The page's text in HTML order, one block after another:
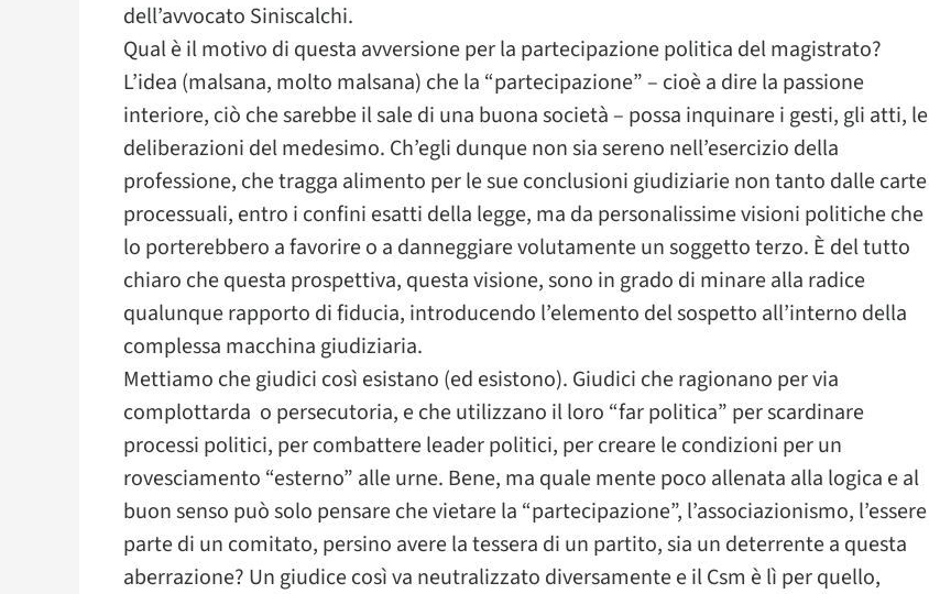
dell’avvocato Siniscalchi.
Qual è il motivo di questa avversione per la partecipazione politica del magistrato?
L’idea (malsana, molto malsana) che la “partecipazione” – cioè a dire la passione
interiore, ciò che sarebbe il sale di una buona società – possa inquinare i gesti, gli atti, le
deliberazioni del medesimo. Ch’egli dunque non sia sereno nell’esercizio della
professione, che tragga alimento per le sue conclusioni giudiziarie non tanto dalle carte
processuali, entro i confini esatti della legge, ma da personalissime visioni politiche che
lo porterebbero a favorire o a danneggiare volutamente un soggetto terzo. È del tutto
chiaro che questa prospettiva, questa visione, sono in grado di minare alla radice
qualunque rapporto di fiducia, introducendo l’elemento del sospetto all’interno della
complessa macchina giudiziaria.
Mettiamo che giudici così esistano (ed esistono). Giudici che ragionano per via
complottarda o persecutoria, e che utilizzano il loro “far politica” per scardinare
processi politici, per combattere leader politici, per creare le condizioni per un
rovesciamento “esterno” alle urne. Bene, ma quale mente poco allenata alla logica e al
buon senso può solo pensare che vietare la “partecipazione”, l’associazionismo, l’essere
parte di un comitato, persino avere la tessera di un partito, sia un deterrente a questa
aberrazione? Un giudice così va neutralizzato diversamente e il Csm è lì per quello,